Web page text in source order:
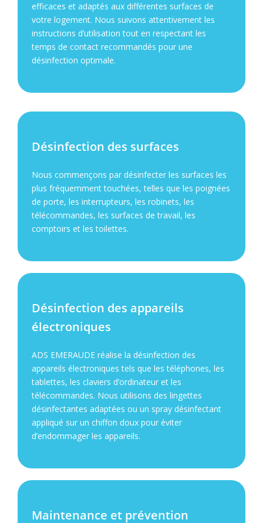
efficaces et adaptés aux différentes surfaces de
votre logement. Nous suivons attentivement les
instructions d’utilisation tout en respectant les
temps de contact recommandés pour une
désinfection optimale.
Désinfection des surfaces
Nous commençons par désinfecter les surfaces les
plus fréquemment touchées, telles que les poignées
de porte, les interrupteurs, les robinets, les
télécommandes, les surfaces de travail, les
comptoirs et les toilettes.
Désinfection des appareils
électroniques
ADS EMERAUDE réalise la désinfection des
appareils électroniques tels que les téléphones, les
tablettes, les claviers d’ordinateur et les
télécommandes. Nous utilisons des lingettes
désinfectantes adaptées ou un spray désinfectant
appliqué sur un chiffon doux pour éviter
d’endommager les appareils.
Maintenance et prévention